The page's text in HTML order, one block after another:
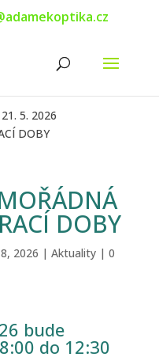
21. 5. 2026
DOBY
DOBY
2026 | Aktuality| 0
bude
do 12:30